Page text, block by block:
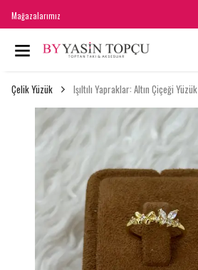
Mağazalarımız
Çelik Yüzük Işıltılı Yapraklar: Altın Çiçeği Yüzük